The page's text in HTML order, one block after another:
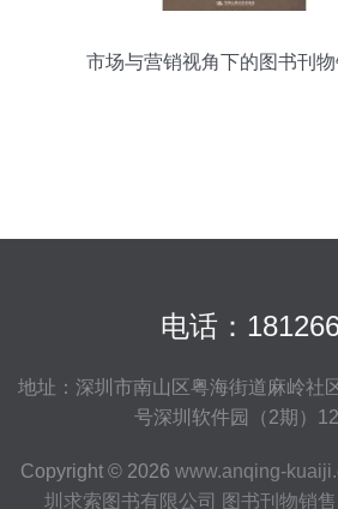
市场与营销视角下的图书刊
电话：
地址：深圳市南山区粤海街道麻岭社
号深圳软件园（2期）
Copyright © 2026 www.anqing-
圳求索图书有限公司
图书刊物销售